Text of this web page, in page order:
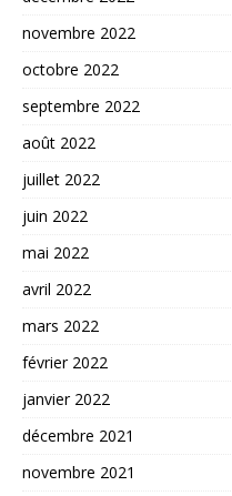
novembre 2022
octobre 2022
septembre 2022
août 2022
juillet 2022
juin 2022
mai 2022
avril 2022
mars 2022
février 2022
janvier 2022
décembre 2021
novembre 2021